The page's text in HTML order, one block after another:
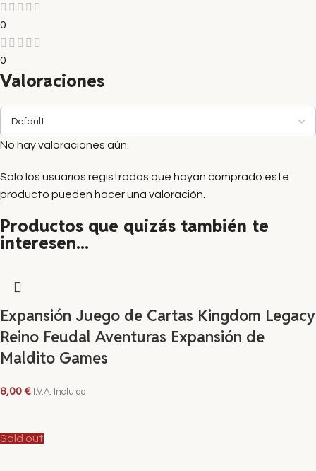
0
0
Valoraciones
No hay valoraciones aún.
Solo los usuarios registrados que hayan comprado este
producto pueden hacer una valoración.
Productos que quizás también te
interesen...
Expansión Juego de Cartas Kingdom Legacy
Reino Feudal Aventuras Expansión de
Maldito Games
8,00€ I.V.A. Incluido
Sold out